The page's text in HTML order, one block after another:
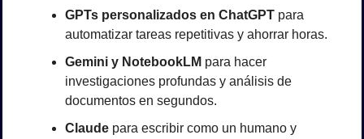
GPTs personalizados en ChatGPT para
automatizar tareas repetitivas y ahorrar horas.
Gemini y NotebookLM para hacer
investigaciones profundas y análisis de
documentos en segundos.
Claude para escribir como un humano y